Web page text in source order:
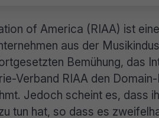
of America (RIAA) ist eine
aus der
Bemühung, das
Verband RIAA den
Jedoch scheint es, dass
tun hat, so dass es